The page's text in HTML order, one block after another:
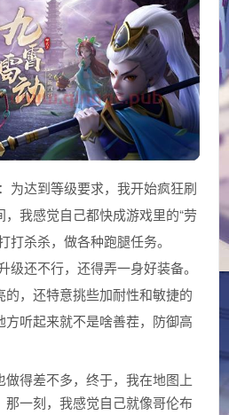
：为达到等级要求，我开始疯狂刷
我感觉自己都快成游戏里的“劳
打杀杀，做各种跑腿任务。
级还不行，还得弄一身好装备。
的，还特意挑些加耐性和敏捷的
方听起来就不是啥善茬，防御高
做得差不多，终于，我在地图上
那一刻，我感觉自己就像哥伦布